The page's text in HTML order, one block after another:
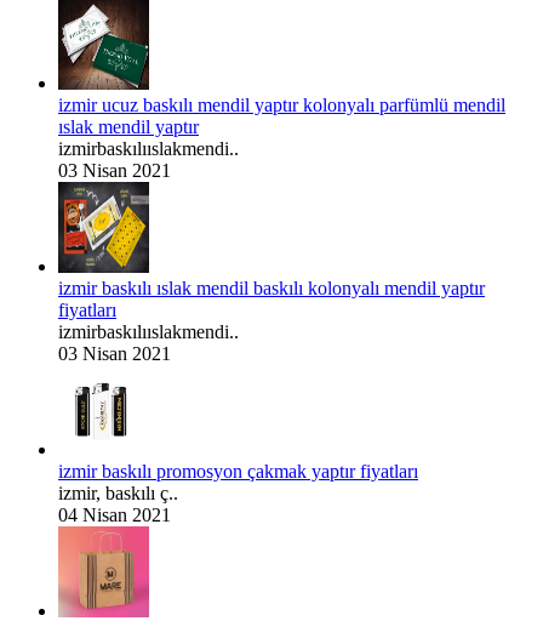
izmir ucuz baskılı mendil yaptır kolonyalı parfümlü mendil
ıslak mendil yaptır
izmirbaskılııslakmendi..
03 Nisan 2021
izmir baskılı ıslak mendil baskılı kolonyalı mendil yaptır
fiyatları
izmirbaskılııslakmendi..
03 Nisan 2021
izmir baskılı promosyon çakmak yaptır fiyatları
izmir, baskılı ç..
04 Nisan 2021